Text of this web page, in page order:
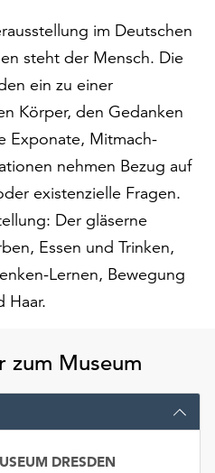
im Deutschen
steht der Mensch. Die
ein zu einer
Körper, den Gedanken
Exponate, Mitmach-
nehmen Bezug auf
existenzielle Fragen.
Der gläserne
Essen und Trinken,
Lernen, Bewegung
Haar.
zum Museum
DRESDEN